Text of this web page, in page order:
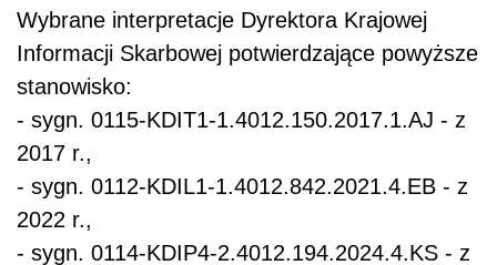
Wybrane interpretacje Dyrektora Krajowej
Informacji Skarbowej potwierdzające powyższe
stanowisko:
- sygn. 0115-KDIT1-1.4012.150.2017.1.AJ - z
2017 r.,
- sygn. 0112-KDIL1-1.4012.842.2021.4.EB - z
2022 r.,
- sygn. 0114-KDIP4-2.4012.194.2024.4.KS - z